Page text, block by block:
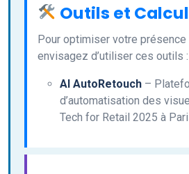
Outils et
Pour optimiser votre présence
envisagez d’utiliser ces outils :
AI AutoRetouch –
d’automatisation des
Tech for Retail 2025 à